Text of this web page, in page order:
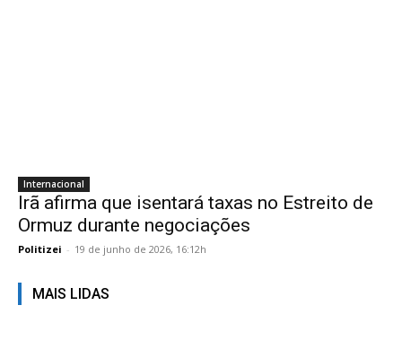
Internacional
Irã afirma que isentará taxas no Estreito de
Ormuz durante negociações
Politizei - 19 de junho de 2026, 16:12h
MAIS LIDAS